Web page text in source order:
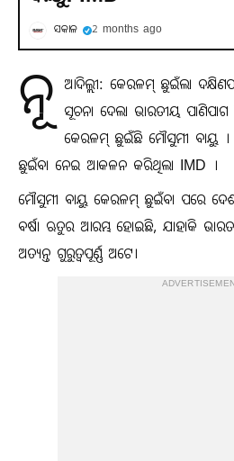
ସକାଳ 2 months ago
ନୂ ଆଦିଲ୍ଲୀ: କେରଳମ୍ ଛୁଇଁଲା
ସୂଚନା ଦେଲା ଭାରତୀୟ
କେରଳମ୍‌ ଛୁଇଁଛି ମୌସୁମୀ ବାୟୁ
ଛୁଇଁବା ନେଇ ଆକଳନ କରିଥିଲା IMD ।
ମୌସୁମୀ ବାୟୁ କେରଳମ୍ ଛୁଇଁବା ପରେ
ବର୍ଷା ଋତୁର ଆରମ୍ଭ ହୋଇଛି, ଯାହାକି
ଅତ୍ୟନ୍ତ ଗୁରୁତ୍ୱପୂର୍ଣ୍ଣ ଅଟେ।